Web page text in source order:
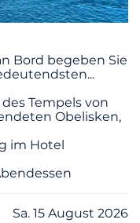
Bord begeben Sie
...
Tempels von
Obelisken,
im Hotel
Sa. 15 August 2026